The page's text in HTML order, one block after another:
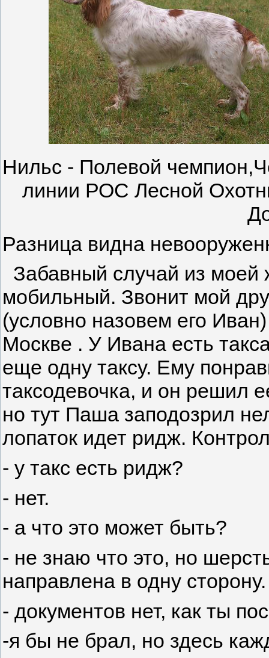
Нильс - Полевой
линии РОС Лесной
Разница видна
Забавный случай из
мобильный. Звонит мой
(условно назовем его
Москве . У Ивана есть
еще одну таксу. Ему
таксодевочка, и он решил
но тут Паша заподозрил
лопаток идет ридж.
- у такс есть ридж?
- нет.
- а что это может быть?
- не знаю что это, но
направлена в одну сторону.
- документов нет, как ты
-я бы не брал, но здесь